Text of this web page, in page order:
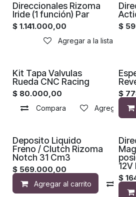
Direccionales Rizoma
Iride (1 función) Par
$ 1.141.000,00
Agregar a la lista de
$
Kit Tapa Valvulas
Rueda CNC Racing
$ 80.000,00
Compara Agregar a
$
Deposito Liquido
Freno / Clutch Rizoma
Notch 31 Cm3
$ 569.000,00
Agregar al carrito
12V
$